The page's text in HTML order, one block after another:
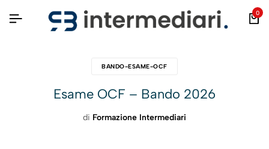
0
BANDO-ESAME-OCF
Esame OCF – Bando 2026
di Formazione Intermediari